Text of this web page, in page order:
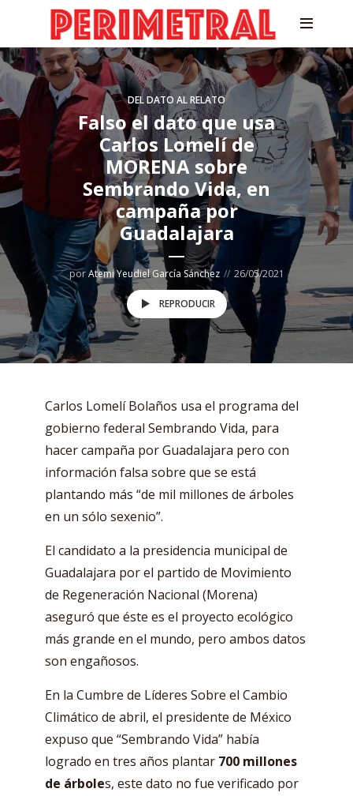
DEL DATO AL RELATO
Falso el dato que usa
Carlos Lomelí de
MORENA sobre
Sembrando Vida, en
campaña por
Guadalajara
porAtemi Yeudiel García Sánchez 26/05/2021
REPRODUCIR
Carlos Lomelí Bolaños usa el programa del
gobierno federal Sembrando Vida, para
hacer campaña por Guadalajara pero con
información falsa sobre que se está
plantando más “de mil millones de árboles
en un sólo sexenio”.
El candidato a la presidencia municipal de
Guadalajara por el partido de Movimiento
de Regeneración Nacional (Morena)
aseguró que éste es el proyecto ecológico
más grande en el mundo, pero ambos datos
son engañosos.
En la Cumbre de Líderes Sobre el Cambio
Climático de abril, el presidente de México
expuso que “Sembrando Vida” había
logrado en tres años plantar 700 millones
de árboles, este dato no fue verificado por